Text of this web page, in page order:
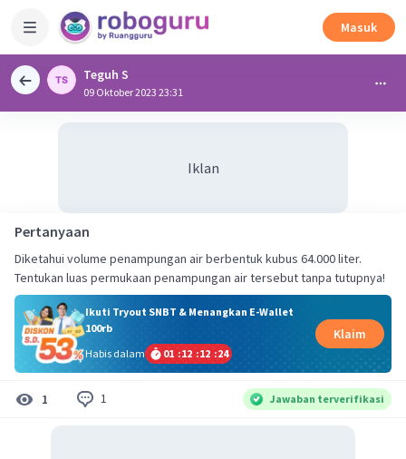
Masuk
Teguh S
09 Oktober 2023 23:31
Iklan
Pertanyaan
Diketahui volume penampungan air berbentuk kubus 64.000 liter.
Tentukan luas permukaan penampungan air tersebut tanpa tutupnya!
Ikuti Tryout SNBT & Menangkan E-Wallet
100rb
Habis dalam
01 :12 :12 :23
Klaim
1 1 Jawaban terverifikasi